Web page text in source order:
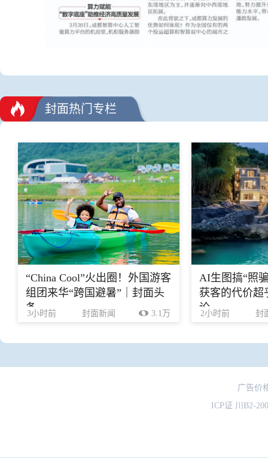
封面热门专栏
“China Cool”火出圈！外国游客
组团来华“跨国避暑”｜封面头
条
3小时前 封面新闻 3.1万
AI生图搞“照
获客的代价超
论
2小时前 封
广告价
ICP证 川B2-